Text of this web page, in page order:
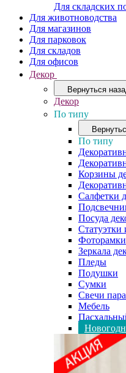
Для складских
Для животноводства
Для магазинов
Для парковок
Для складов
Для офисов
Декор
Вернуться
Декор
По типу
По типу
Корзины
Салфетки
Посуда
Статуэтки
Фоторамки
Зеркала
Пледы
Подушки
Сумки
Свечи
Мебель